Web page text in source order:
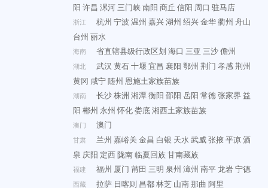
阳 许昌 漯河三门峡南阳 商丘 信阳 周口 驻马店
浙江 杭州 宁波 温州 嘉兴湖州 绍兴金华衢州 舟山
台州 丽水
海南 省直辖县级行政区划 海口 三亚 三沙儋州
湖北 武汉 黄石十堰 宜昌 襄阳 鄂州 荆门 孝感荆州
黄冈 咸宁随州 恩施土家族苗族
湖南 长沙株洲 湘潭衡阳 邵阳 岳阳 常德张家界 益
阳 郴州 永州 怀化娄底湘西土家族苗族
澳门 澳门
甘肃 兰州 嘉峪关 金昌 白银 天水武威张掖平凉酒
泉 庆阳 定西陇南临夏回族甘南藏族
福建 福州 厦门 莆田 三明 泉州 漳州 南平龙岩宁德
西藏 拉萨 日喀则 昌都林芝 山南那曲 阿里